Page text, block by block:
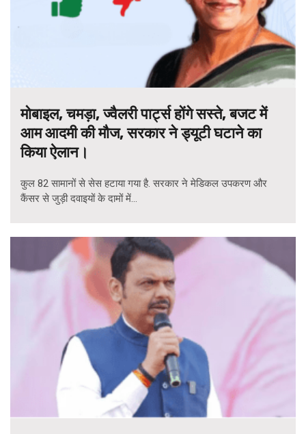
मोबाइल, चमड़ा, ज्वैलरी पार्ट्स होंगे सस्ते, बजट में
आम आदमी की मौज, सरकार ने ड्यूटी घटाने का
किया ऐलान।
कुल 82 सामानों से सेस हटाया गया है. सरकार ने मेडिकल उपकरण और
कैंसर से जुड़ी दवाइयों के दामों में...